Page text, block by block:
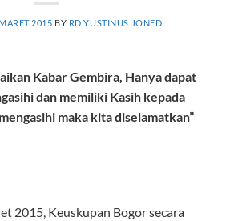
2015 BY RD YUSTINUS JONED
Kabar Gembira, Hanya dapat
dan memiliki Kasih kepada
maka kita diselamatkan”
2015, Keuskupan Bogor secara